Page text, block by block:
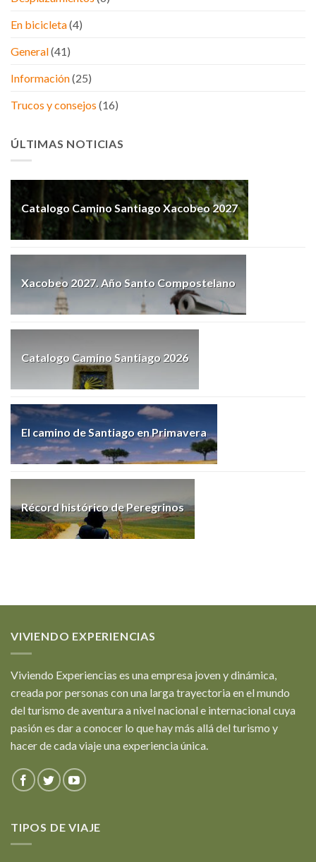
En bicicleta(4)
General(41)
Información(25)
Trucos y consejos (16)
ÚLTIMAS NOTICIAS
Catalogo Camino Santiago Xacobeo 2027
Xacobeo 2027. Año Santo Compostelano
Catalogo Camino Santiago 2026
El camino de Santiago en Primavera
Récord histórico de Peregrinos
VIVIENDO EXPERIENCIAS
Viviendo Experiencias es una empresa joven y dinámica,
creada por personas con una larga trayectoria en el mundo
del turismo de aventura a nivel nacional e internacional cuya
pasión es dar a conocer lo que hay más allá del turismo y
hacer de cada viaje una experiencia única.
TIPOS DE VIAJE